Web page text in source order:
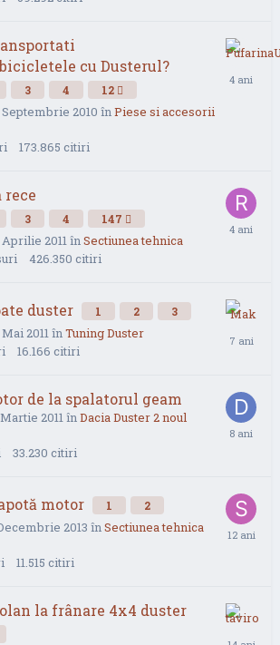
cu Dusterul?
3 4 12
Septembrie 2010 înPiese si accesorii
173.865 citiri
rece
3 4 147
Aprilie 2011înSectiunea tehnica
426.350 citiri
duster 1 2 3
2011înTuning Duster
16.166 citiri
de la spalatorul geam
2011înDacia Duster 2 noul
33.230 citiri
motor 1 2
2013 înSectiunea tehnica
11.515 citiri
la frânare 4x4 duster